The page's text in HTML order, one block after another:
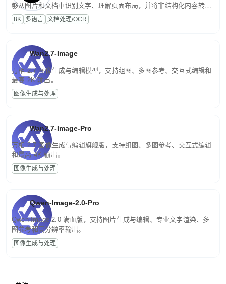
够从图片和文档中识别文字、理解页面布局，并将非结构化内容转换
为便于存储、检索和二次处理的结构化结果。
8K 多语言 文档处理/OCR
Wan2.7-Image
万相 2.7 图像生成与编辑模型，支持组图、多图参考、交互式编辑和
最高 2K 输出。
图像生成与处理
Wan2.7-Image-Pro
万相 2.7 图像生成与编辑旗舰版，支持组图、多图参考、交互式编辑
和最高 4K 输出。
图像生成与处理
Qwen-Image-2.0-Pro
Qwen-Image-2.0 满血版，支持图片生成与编辑、专业文字渲染、多
图参考和高分辨率输出。
图像生成与处理